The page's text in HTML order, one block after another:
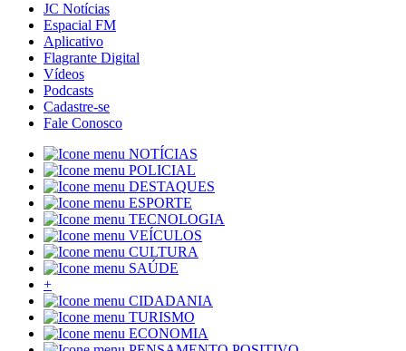
JC Notícias
Espacial FM
Aplicativo
Flagrante Digital
Vídeos
Podcasts
Cadastre-se
Fale Conosco
NOTÍCIAS
POLICIAL
DESTAQUES
ESPORTE
TECNOLOGIA
VEÍCULOS
CULTURA
SAÚDE
+
CIDADANIA
TURISMO
ECONOMIA